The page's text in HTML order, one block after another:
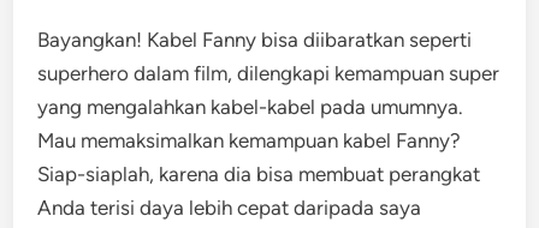
Bayangkan! Kabel Fanny bisa diibaratkan seperti
superhero dalam film, dilengkapi kemampuan super
yang mengalahkan kabel-kabel pada umumnya.
Mau memaksimalkan kemampuan kabel Fanny?
Siap-siaplah, karena dia bisa membuat perangkat
Anda terisi daya lebih cepat daripada saya